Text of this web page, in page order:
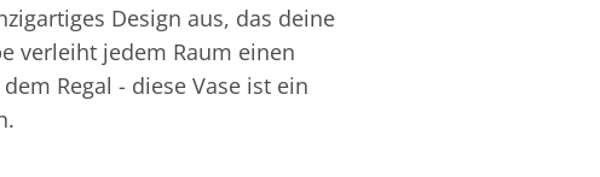
Design aus, das deine
verleiht jedem Raum einen
Regal - diese Vase ist ein